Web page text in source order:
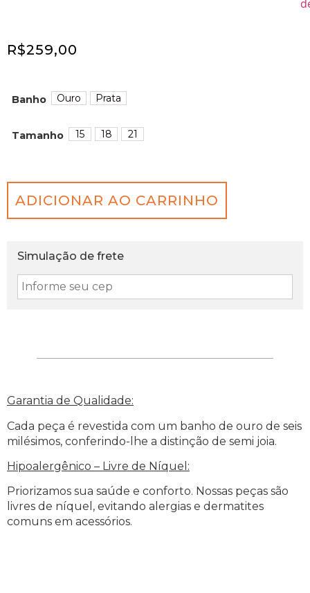
R$259,00
Banho Ouro Prata
Tamanho 15 18 21
ADICIONAR AO CARRINHO
Simulação de frete
Garantia de Qualidade:
Cada peça é revestida com um banho de ouro de seis
milésimos, conferindo-lhe a distinção de semi joia.
Hipoalergênico – Livre de Níquel:
Priorizamos sua saúde e conforto. Nossas peças são
livres de níquel, evitando alergias e dermatites
comuns em acessórios.